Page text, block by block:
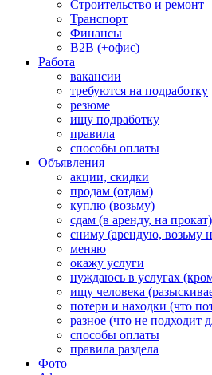
Строительство и ремонт
Транспорт
Финансы
B2B (+офис)
Работа
вакансии
требуются на подработку
резюме
ищу подработку
правила
способы оплаты
Объявления
акции, скидки
продам (отдам)
куплю (возьму)
сдам (в аренду, на прокат)
сниму (арендую, возьму
меняю
окажу услуги
нуждаюсь в услугах
ищу человека
потери и находки (что
разное (что не подходит
способы оплаты
правила раздела
Фото